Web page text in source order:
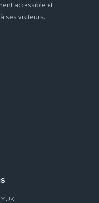
accessible et
ses visiteurs.